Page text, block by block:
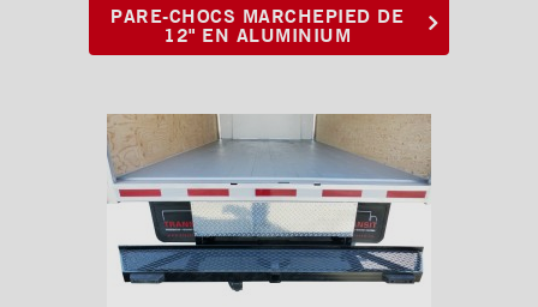
PARE-CHOCS MARCHEPIED DE
12" EN ALUMINIUM